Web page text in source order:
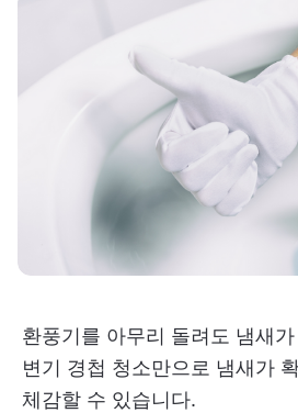
환풍기를 아무리 돌려도 냄새
변기 경첩 청소만으로 냄새가
체감할 수 있습니다.